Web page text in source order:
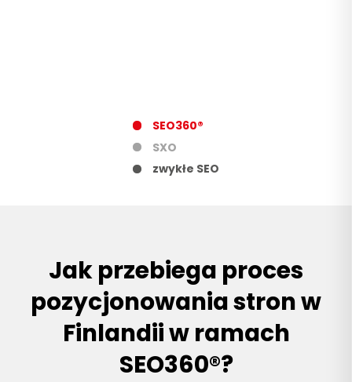
SEO360®
SXO
zwykłe SEO
Jak przebiega proces
pozycjonowania stron w
Finlandii w ramach
SEO360®?